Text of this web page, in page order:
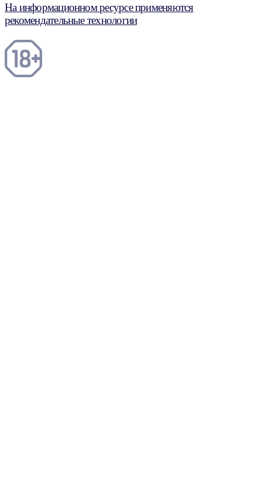
На информационном ресурсе применяются
рекомендательные технологии